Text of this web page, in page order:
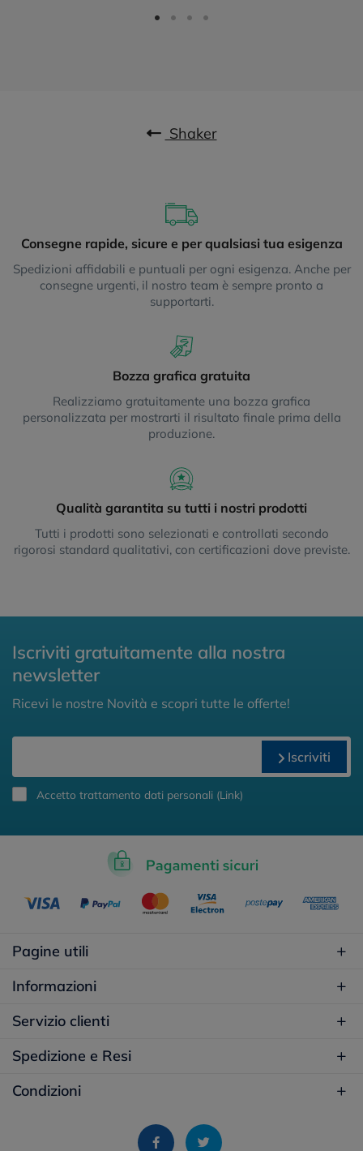
Shaker
Consegne rapide, sicure e per qualsiasi tua esigenza
Spedizioni affidabili e puntuali per ogni esigenza. Anche per
consegne urgenti, il nostro team è sempre pronto a
supportarti.
Bozza grafica gratuita
Realizziamo gratuitamente una bozza grafica
personalizzata per mostrarti il risultato finale prima della
produzione.
Qualità garantita su tutti i nostri prodotti
Tutti i prodotti sono selezionati e controllati secondo
rigorosi standard qualitativi, con certificazioni dove previste.
Iscriviti gratuitamente alla nostra
newsletter
Ricevi le nostre Novità e scopri tutte le offerte!
Iscriviti
Accetto trattamento dati personali (Link)
Pagine utili
Informazioni
Servizio clienti
Spedizione e Resi
Condizioni